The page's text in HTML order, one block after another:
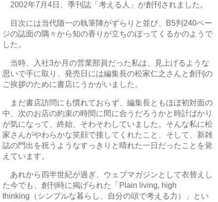
2002年7月4日、季刊誌「考える人」が創刊されました。
目次には当代随一の執筆陣がずらりと並び、B5判240ペー
ジの誌面の隅々から知の香りが立ちのぼってくるかのようで
した。
当時、入社3か月の営業部員だった私は、見上げるような
思いで手に取り、発売日には編集長の松家仁之さんと創刊の
ご挨拶のために書店にうかがいました。
まだ書店訪問にも慣れておらず、編集長ともほぼ初対面の
中、次のお店の約束の時間に間に合うだろうかと時計ばかり
が気になって、終始、そわそわしていました。そんな私に松
家さんがやわらかな笑顔で接してくれたこと、そして、新雑
誌の門出を祝うようなすっきりと晴れた一日だったことを覚
えています。
あれから四半世紀が過ぎ、ウェブマガジンとして衣替えし
た今でも、創刊時に掲げられた「Plain living, high
thinking（シンプルな暮らし、自分の頭で考える力）」とい